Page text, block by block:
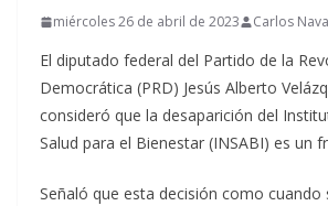
miércoles 26 de abril de 2023 Carlos Nava
El diputado federal del Partido de la
Democrática (PRD) Jesús Alberto
consideró que la desaparición del
Salud para el Bienestar (INSABI) es un
Señaló que esta decisión como cuando